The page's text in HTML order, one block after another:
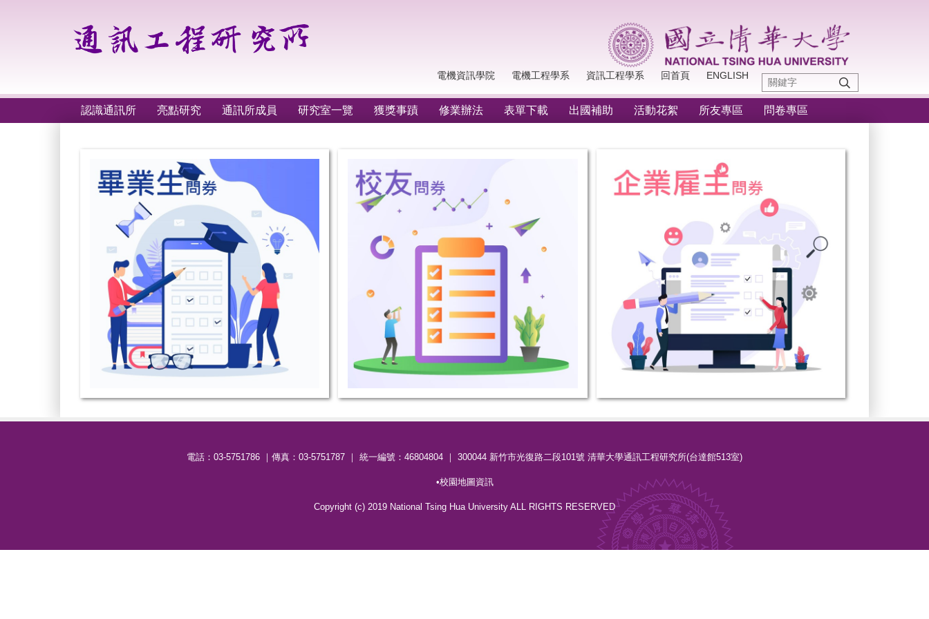
區
電機資訊學院 電機工程學系 資訊工程學系 回首頁 ENGLISH
認識通訊所 亮點研究 通訊所成員 研究室一覽 獲獎事蹟 修業辦法 表單下載 出國補助 活動花絮 所友專區 問卷專區
電話：03-5751786 ｜傳真：03-5751787 ｜ 統一編號：46804804 ｜ 300044 新竹市光復路二段101號 清華大學通訊工程研究所(台達館513室)
•校園地圖資訊
Copyright (c) 2019 National Tsing Hua University ALL RIGHTS RESERVED